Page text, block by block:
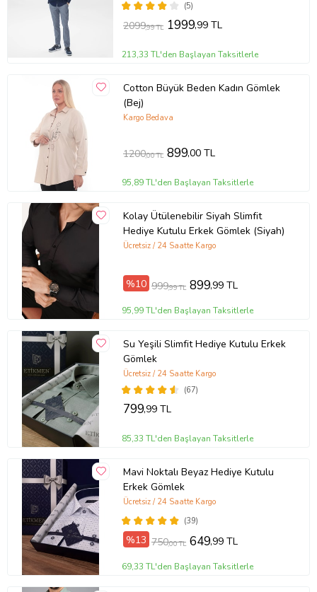
(5)
2099,99 TL 1999,99 TL
213,33 TL'den Başlayan Taksitlerle
Cotton Büyük Beden Kadın Gömlek
(Bej)
Kargo Bedava
1200,00 TL 899,00 TL
95,89 TL'den Başlayan Taksitlerle
Kolay Ütülenebilir Siyah Slimfit
Hediye Kutulu Erkek Gömlek (Siyah)
Ücretsiz / 24 Saatte Kargo
%10 999,99 TL 899,99 TL
95,99 TL'den Başlayan Taksitlerle
Su Yeşili Slimfit Hediye Kutulu Erkek
Gömlek
(67)
Ücretsiz / 24 Saatte Kargo
799,99 TL
85,33 TL'den Başlayan Taksitlerle
Mavi Noktalı Beyaz Hediye Kutulu
Erkek Gömlek
(39)
Ücretsiz / 24 Saatte Kargo
%13 750,00 TL 649,99 TL
69,33 TL'den Başlayan Taksitlerle